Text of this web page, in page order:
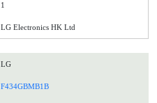
1
LG Electronics HK Ltd
LG
F434GBMB1B